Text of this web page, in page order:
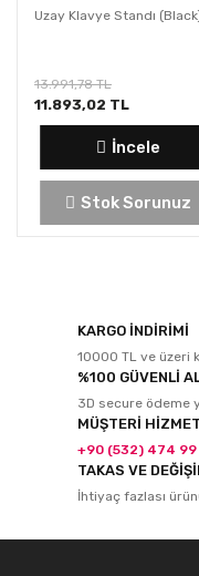
Uzay Klavye Standı
13.991,78 TL
11.893,02 TL
İncele
Stok Sorunuz
KARGO İNDİRİMİ
10000 TL ve üzeri
%100 GÜVENLİ
3D secure ödeme
MÜŞTERİ
+90 (532) 474 99
TAKAS VE
İhtiyaç fazlası